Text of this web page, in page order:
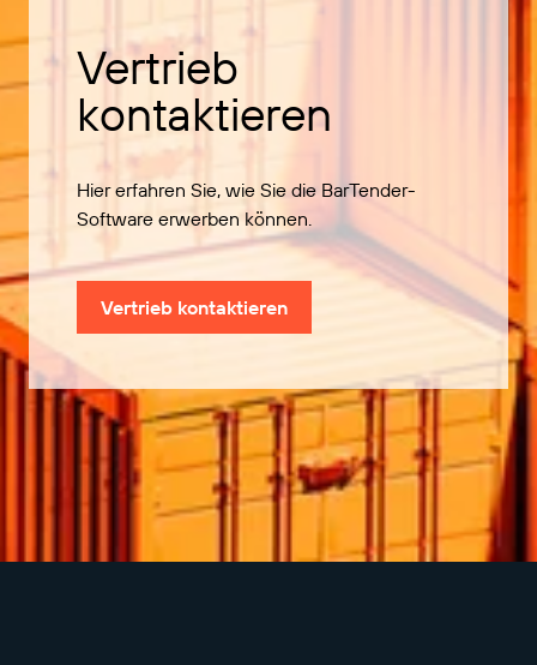
Vertrieb
kontaktieren
Hier erfahren Sie, wie Sie die BarTender-
Software erwerben können.
Vertrieb kontaktieren